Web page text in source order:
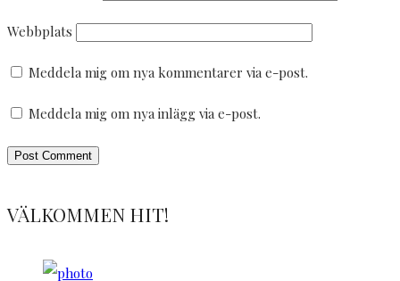
Webbplats
Meddela mig om nya kommentarer via e-post.
Meddela mig om nya inlägg via e-post.
VÄLKOMMEN HIT!